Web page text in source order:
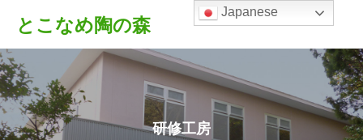
とこなめ陶の森
研修工房
Japanese